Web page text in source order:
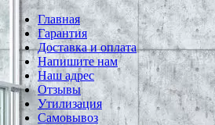
Главная
Гарантия
Доставка и оплата
Напишите нам
Наш адрес
Отзывы
Утилизация
Самовывоз